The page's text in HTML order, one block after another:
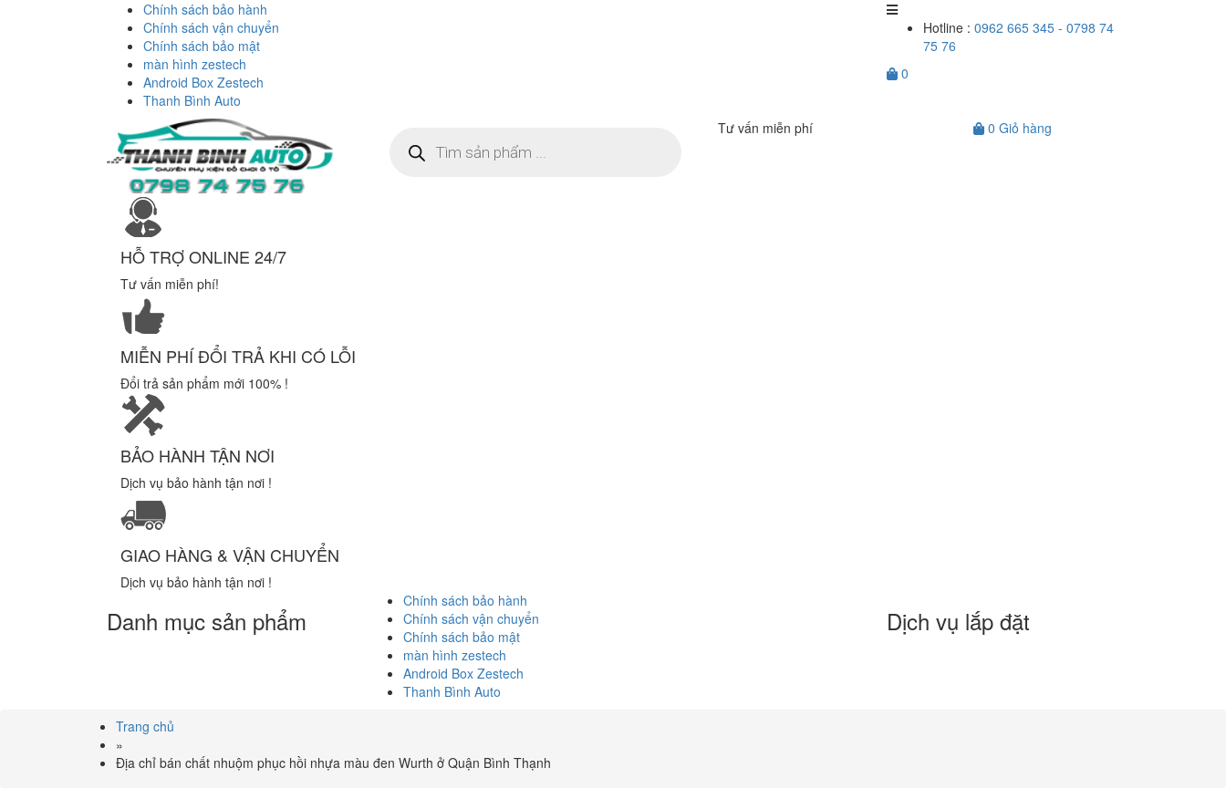
Chính sách bảo hành
Chính sách vận chuyển
Chính sách bảo mật
màn hình zestech
Android Box Zestech
Thanh Bình Auto
Hotline : 0962 665 345 - 0798 74
75 76
0
kiếm
sản
Tư vấn miễn phí 0 Giỏ hàng
HỖ TRỢ ONLINE 24/7
Tư vấn miễn phí!
MIỄN PHÍ ĐỔI TRẢ KHI CÓ LỖI
Đổi trả sản phẩm mới 100% !
BẢO HÀNH TẬN NƠI
Dịch vụ bảo hành tận nơi !
GIAO HÀNG & VẬN CHUYỂN
Dịch vụ bảo hành tận nơi !
Danh mục sản phẩm
Chính sách bảo hành
Chính sách vận chuyển
Chính sách bảo mật
màn hình zestech
Android Box Zestech
Thanh Bình Auto
Dịch vụ lắp đặt
Trang chủ
»
Địa chỉ bán chất nhuộm phục hồi nhựa màu đen Wurth ở Quận Bình Thạnh